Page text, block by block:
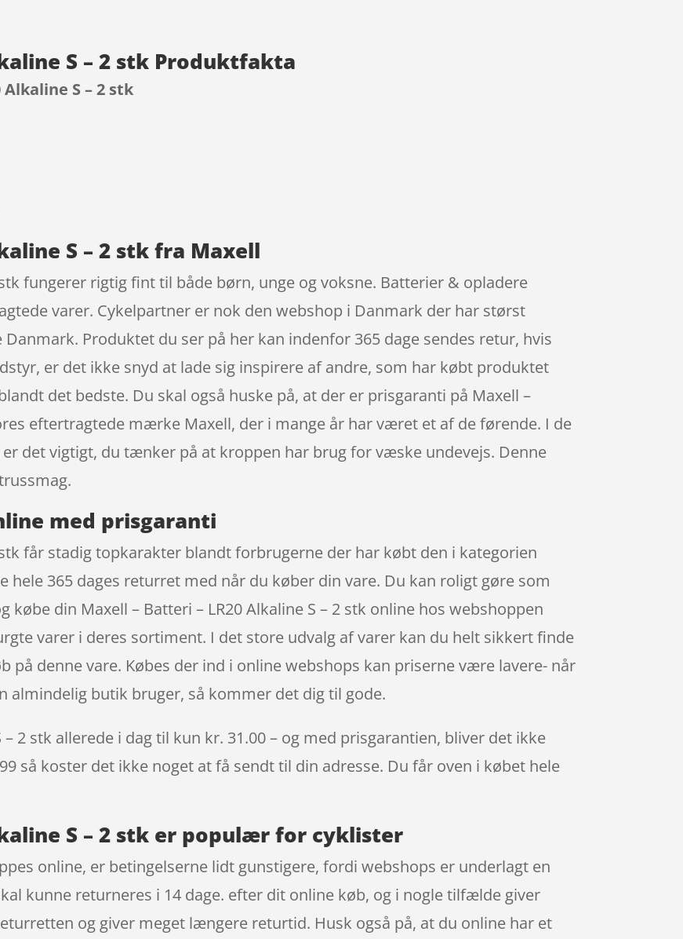
S – 2 stk Produktfakta
S – 2 stk
S – 2 stk fra Maxell
fungerer rigtig fint til både børn, unge og voksne. Batterier & opladere
varer. Cykelpartner er nok den webshop i Danmark der har størst
Produktet du ser på her kan indenfor 365 dage sendes retur, hvis
er det ikke snyd at lade sig inspirere af andre, som har købt produktet
det bedste. Du skal også huske på, at der er prisgaranti på Maxell –
eftertragtede mærke Maxell, der i mange år har været et af de førende. I de
det vigtigt, du tænker på at kroppen har brug for væske undevejs. Denne
med prisgaranti
stk får stadig topkarakter blandt forbrugerne der har købt den i kategorien
hele 365 dages returret med når du køber din vare. Du kan roligt gøre som
din Maxell – Batteri – LR20 Alkaline S – 2 stk online hos webshoppen
varer i deres sortiment. I det store udvalg af varer kan du helt sikkert finde
på denne vare. Købes der ind i online webshops kan priserne være lavere- når
almindelig butik bruger, så kommer det dig til gode.
– 2 stk allerede i dag til kun kr. 31.00 – og med prisgarantien, bliver det ikke
så koster det ikke noget at få sendt til din adresse. Du får oven i købet hele
S – 2 stk er populær for cyklister
online, er betingelserne lidt gunstigere, fordi webshops er underlagt en
kunne returneres i 14 dage. efter dit online køb, og i nogle tilfælde giver
og giver meget længere returtid. Husk også på, at du online har et